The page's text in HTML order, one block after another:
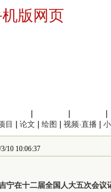
版网页
目 论文 绘图 视频·直播
10 10:06:37
宁在十二届全国人大五次会议